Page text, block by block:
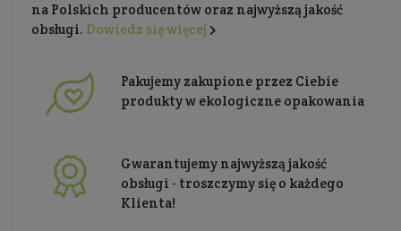
na Polskich producentów oraz najwyższą jakość
obsługi. Dowiedz się więcej
Pakujemy zakupione przez Ciebie
produkty w ekologiczne opakowania
Gwarantujemy najwyższą jakość
obsługi - troszczymy się o każdego
Klienta!